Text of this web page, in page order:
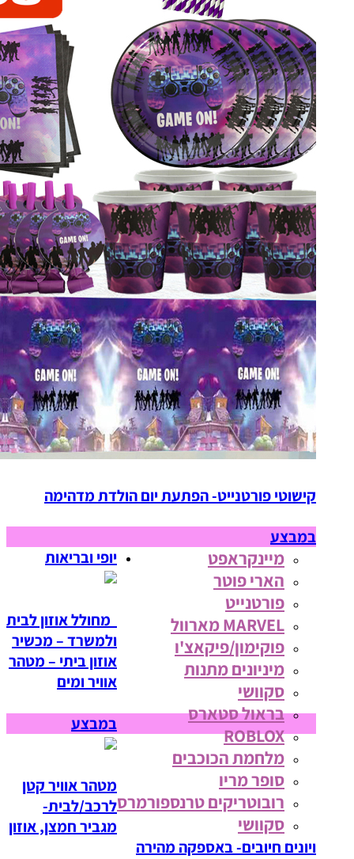
קישוטי פורטנייט- הפתעת יום הולדת מדהימה
במבצע
מיינקראפט
הארי פוטר
פורטנייט
MARVEL מארוול
פוקימון/פיקאצ'ו
מיניונים מתנות
סקוושי
בראול סטארס
ROBLOX
מלחמת הכוכבים
סופר מריו
רובוטריקים טרנספורמרס
סקוושי
יופי ובריאות
מחולל אוזון לבית
ולמשרד – מכשיר
אוזון ביתי – מטהר
אוויר ומים
במבצע
מטהר אוויר קטן
לרכב/לבית-
מגביר חמצן, אוזון
ויונים חיובים- באספקה מהירה